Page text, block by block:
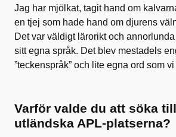
Jag har mjölkat, tagit hand om
en tjej som hade hand om djurens
Det var väldigt lärorikt och
sitt egna språk. Det blev mestadels
”teckenspråk” och lite egna ord som
Varför valde du att söka
utländska APL-platserna?